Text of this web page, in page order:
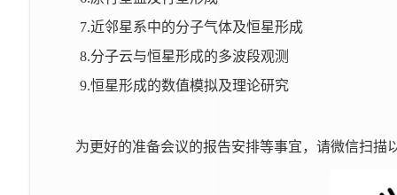
7.近邻星系中的分子气体及恒星形成
8.分子云与恒星形成的多波段观测
9.恒星形成的数值模拟及理论研究
为更好的准备会议的报告安排等事宜，请微信扫描